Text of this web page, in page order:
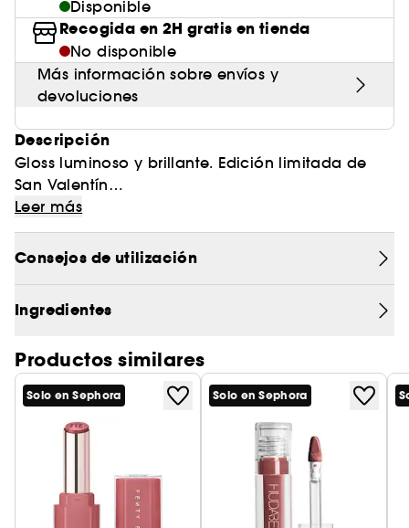
Disponible
Recogida en 2H gratis en tienda
No disponible
Más información sobre envíos y
devoluciones
Descripción
Gloss luminoso y brillante. Edición limitada de
San Valentín
El Gloss Bomb icónico que tanto te gusta se
reinventa para San Valentín con un nuevo tono
brillante tan característico, se combina con
esta edición limitada repleta de matices de rosa.
Estos dos tonos brillantes ofrecen un gloss
irresistible con acabado liso y no pegajoso, que
hace que los labios se vean más voluminosos y
luminosos. Cada pasada aporta un toque de
glamour y seducción, perfecto para realzar tus
looks de la temporada.
Leer más
Consejos de utilización
Ingredientes
Productos similares
Solo en Sephora Solo en Sephora